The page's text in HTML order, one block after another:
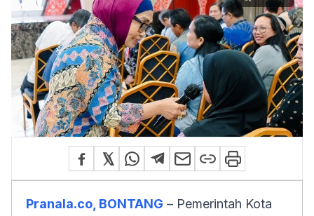
Pranala.co, BONTANG – Pemerintah Kota